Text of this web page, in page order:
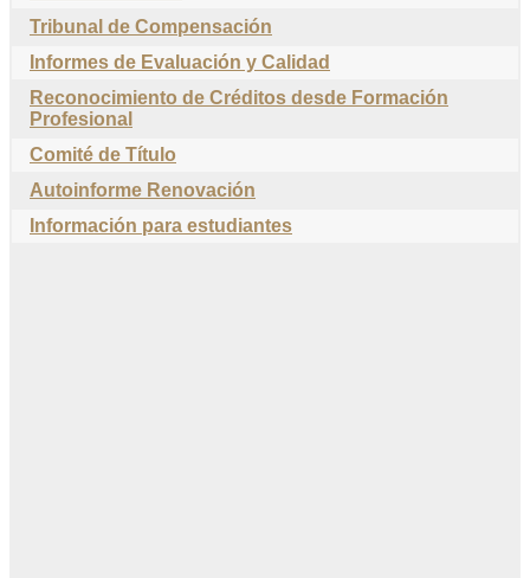
Tribunal de Compensación
Informes de Evaluación y Calidad
Reconocimiento de Créditos desde Formación
Profesional
Comité de Título
Autoinforme Renovación
Información para estudiantes